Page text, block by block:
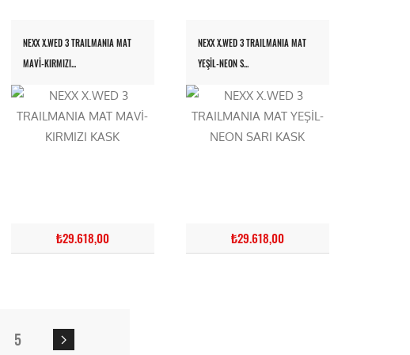
NEXX X.WED 3 TRAILMANIA MAT
MAVİ-KIRMIZI...
₺29.618,00
NEXX X.WED 3 TRAILMANIA MAT
YEŞİL-NEON S...
₺29.618,00
5